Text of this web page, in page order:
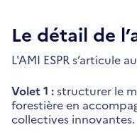
Le détail de
L'AMI ESPR s’articule
Volet 1 :structurer le
forestière en
collectives innovantes.